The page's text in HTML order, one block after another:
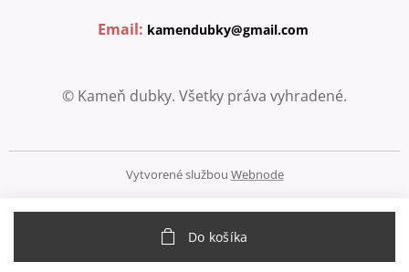
Do košíka
Email: kamendubky@gmail.com
© Kameň dubky. Všetky práva vyhradené.
Vytvorené službou Webnode